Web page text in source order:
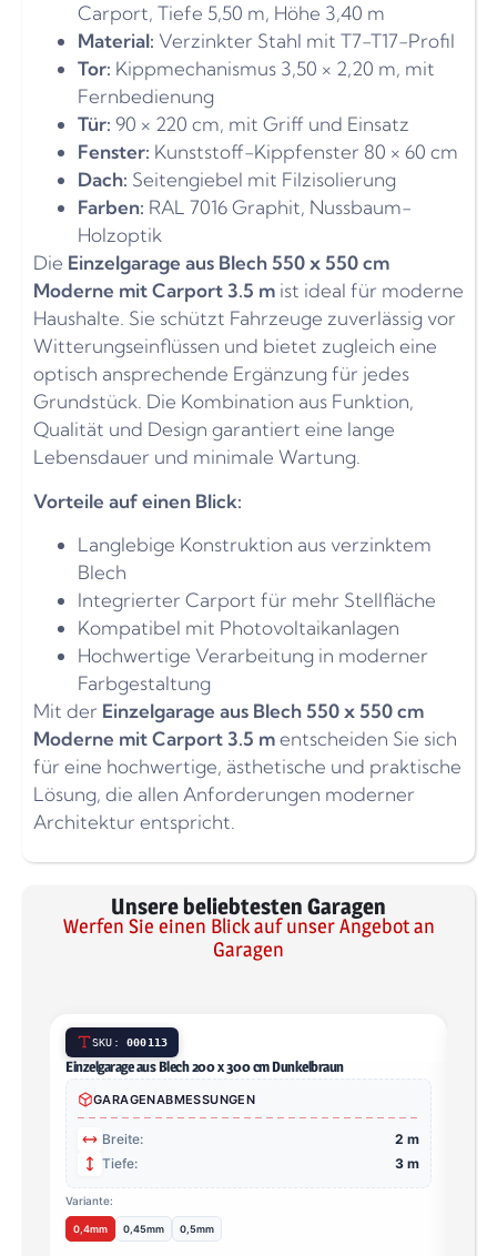
Carport, Tiefe 5,50 m, Höhe 3,40 m
Material: Verzinkter Stahl mit T7-T17-Profil
Tor: Kippmechanismus 3,50 × 2,20 m, mit
Fernbedienung
Tür: 90 × 220 cm, mit Griff und Einsatz
Fenster: Kunststoff-Kippfenster 80 × 60 cm
Dach: Seitengiebel mit Filzisolierung
Farben: RAL 7016 Graphit, Nussbaum-
Holzoptik
Die Einzelgarage aus Blech 550 x 550 cm
Moderne mit Carport 3.5 m ist ideal für moderne
Haushalte. Sie schützt Fahrzeuge zuverlässig vor
Witterungseinflüssen und bietet zugleich eine
optisch ansprechende Ergänzung für jedes
Grundstück. Die Kombination aus Funktion,
Qualität und Design garantiert eine lange
Lebensdauer und minimale Wartung.
Vorteile auf einen Blick:
Langlebige Konstruktion aus verzinktem
Blech
Integrierter Carport für mehr Stellfläche
Kompatibel mit Photovoltaikanlagen
Hochwertige Verarbeitung in moderner
Farbgestaltung
Mit der Einzelgarage aus Blech 550 x 550 cm
Moderne mit Carport 3.5 mentscheiden Sie sich
für eine hochwertige, ästhetische und praktische
Lösung, die allen Anforderungen moderner
Architektur entspricht.
Unsere beliebtesten Garagen
Werfen Sie einen Blick auf unser Angebot an
Garagen
SKU: 000113
Einzelgarage aus Blech 200 x 300 cm Dunkelbraun
GARAGENABMESSUNGEN
Breite:
2 m
Tiefe:
3 m
Variante:
0,4mm 0,45mm 0,5mm